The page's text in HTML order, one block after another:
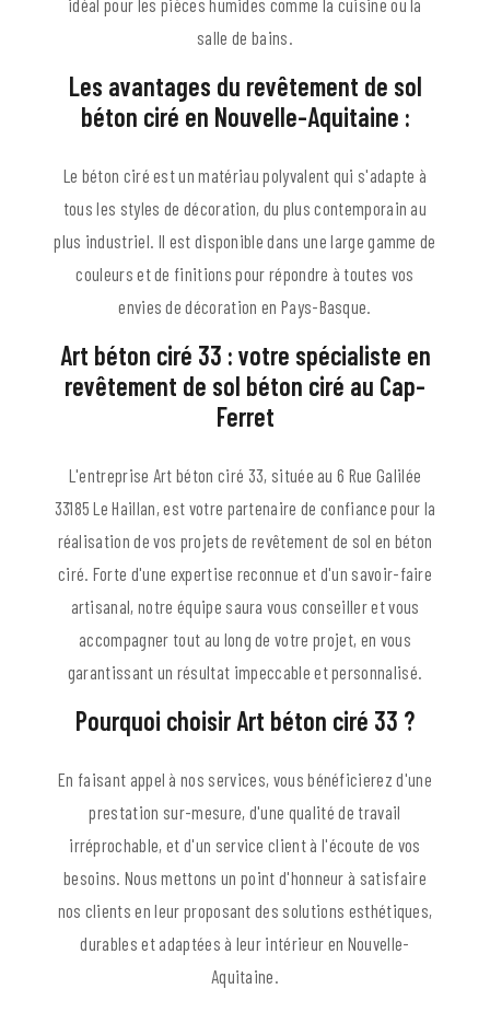
salle de bains.
Les avantages du revêtement de sol
béton ciré en Nouvelle-Aquitaine :
Le béton ciré est un matériau polyvalent qui s'adapte à
tous les styles de décoration, du plus contemporain au
plus industriel. Il est disponible dans une large gamme de
couleurs et de finitions pour répondre à toutes vos
envies de décoration en Pays-Basque.
Art béton ciré 33 : votre spécialiste en
revêtement de sol béton ciré au Cap-
Ferret
L'entreprise Art béton ciré 33, située au 6 Rue Galilée
33185 Le Haillan, est votre partenaire de confiance pour la
réalisation de vos projets de revêtement de sol en béton
ciré. Forte d'une expertise reconnue et d'un savoir-faire
artisanal, notre équipe saura vous conseiller et vous
accompagner tout au long de votre projet, en vous
garantissant un résultat impeccable et personnalisé.
Pourquoi choisir Art béton ciré 33 ?
En faisant appel à nos services, vous bénéficierez d'une
prestation sur-mesure, d'une qualité de travail
irréprochable, et d'un service client à l'écoute de vos
besoins. Nous mettons un point d'honneur à satisfaire
nos clients en leur proposant des solutions esthétiques,
durables et adaptées à leur intérieur en Nouvelle-
Aquitaine.